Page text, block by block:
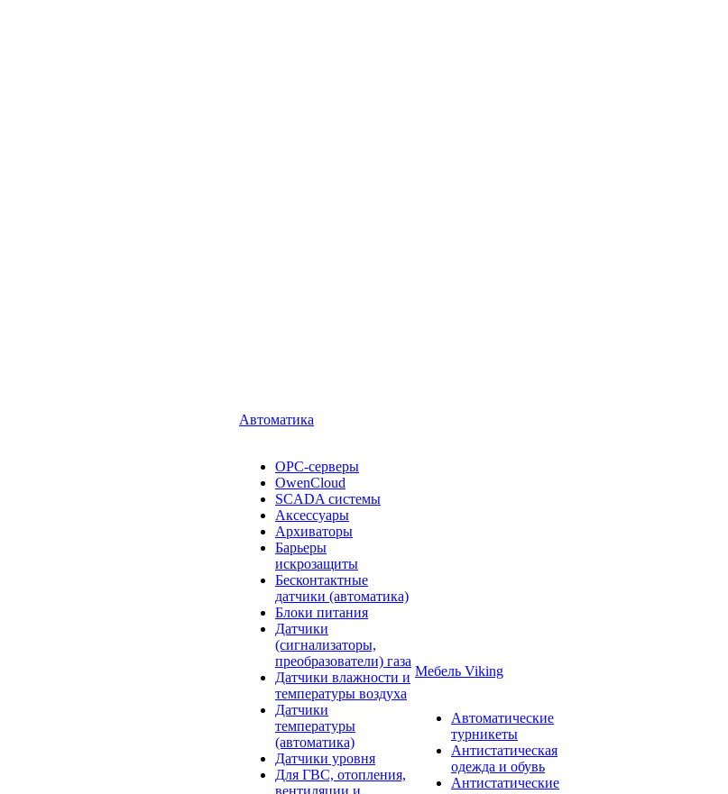
Автоматика
OPC-серверы
OwenCloud
SCADA системы
Аксессуары
Архиваторы
Барьеры
искрозащиты
Бесконтактные
датчики (автоматика)
Блоки питания
Датчики
(сигнализаторы,
преобразователи) газа
Датчики влажности и
температуры воздуха
Датчики
температуры
(автоматика)
Датчики уровня
Для ГВС, отопления,
вентиляции и
Мебель Viking
Автоматические
турникеты
Антистатическая
одежда и обувь
Антистатические